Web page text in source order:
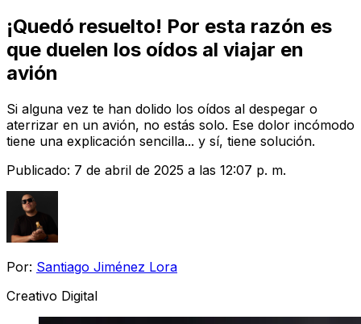
¡Quedó resuelto! Por esta razón es
que duelen los oídos al viajar en
avión
Si alguna vez te han dolido los oídos al despegar o
aterrizar en un avión, no estás solo. Ese dolor incómodo
tiene una explicación sencilla... y sí, tiene solución.
Publicado: 7 de abril de 2025 a las 12:07 p. m.
Por: Santiago Jiménez Lora
Creativo Digital